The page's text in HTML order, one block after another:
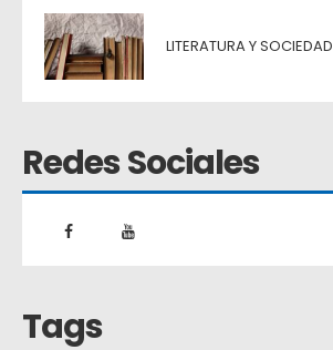
LITERATURA Y SOCIEDAD
Redes Sociales
Tags